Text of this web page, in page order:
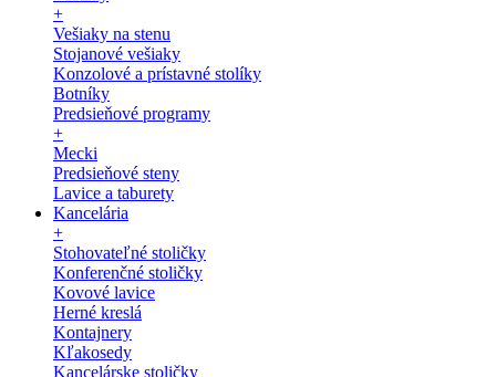
+
Vešiaky na stenu
Stojanové vešiaky
Konzolové a prístavné stolíky
Botníky
Predsieňové programy
+
Mecki
Predsieňové steny
Lavice a taburety
Kancelária
+
Stohovateľné stoličky
Konferenčné stoličky
Kovové lavice
Herné kreslá
Kontajnery
Kľakosedy
Kancelárske stoličky